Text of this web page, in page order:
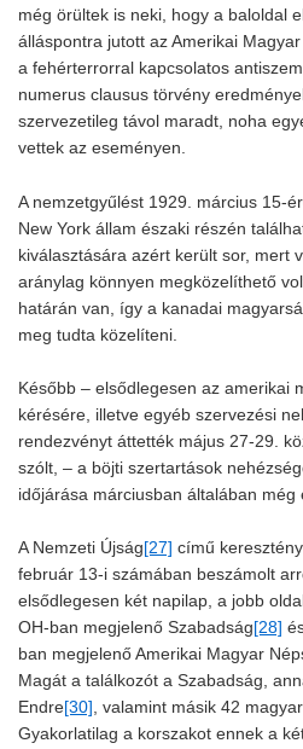
még örültek is neki, hogy a baloldal
álláspontra jutott az Amerikai
a fehérterrorral kapcsolatos
numerus clausus törvény
szervezetileg távol maradt, noha
vettek az eseményen.
A nemzetgyűlést 1929. március 15-
New York állam északi részén
kiválasztására azért került sor, mert
aránylag könnyen megközelíthető
határán van, így a kanadai
meg tudta közelíteni.
Később – elsődlegesen az amerikai
kérésére, illetve egyéb szervezési
rendezvényt áttették május 27-29.
szólt, – a böjti szertartások
időjárása márciusban általában még
A Nemzeti Újság[27] című
február 13-i számában beszámolt
elsődlegesen két napilap, a jobb
OH-ban megjelenő Szabadság[28]
ban megjelenő Amerikai Magyar
Magát a találkozót a Szabadság,
Endre[30], valamint másik 42
Gyakorlatilag a korszakot ennek a